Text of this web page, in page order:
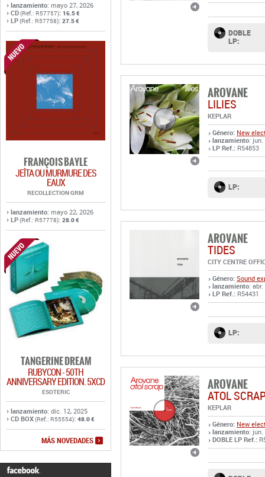
lanzamiento: mayo 27, 2026
CD(Ref.: R57757): 16.5 €
LP(Ref.: R57758): 27.5 €
FRANÇOIS BAYLE
JEÎTA OU MURMURE DES
EAUX
RECOLLECTION GRM
lanzamiento: mayo 22, 2026
LP(Ref.: R57778): 28.0 €
TANGERINE DREAM
RUBYCON - 50TH
ANNIVERSARY EDITION. 5XCD
ESOTERIC
lanzamiento: dic. 12, 2025
CD BOX(Ref.: R55554): 48.0 €
MÁS NOVEDADES
DOBLE
LP:
AROVANE
LILIES
KEPLAR
Género: New
lanzamiento: jun.
LP Ref.: R54853
LP:
AROVANE
TIDES
CITY CENTRE
Género: Sound
lanzamiento:
LP Ref.: R54431
LP:
AROVANE
ATOL
KEPLAR
Género: New
lanzamiento: jun.
DOBLE LP Ref.: